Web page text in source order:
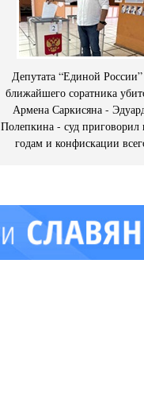
Депутата “Единой
ближайшего соратника
Армена Саркисяна -
Полепкина - суд приговорил
годам и конфискации